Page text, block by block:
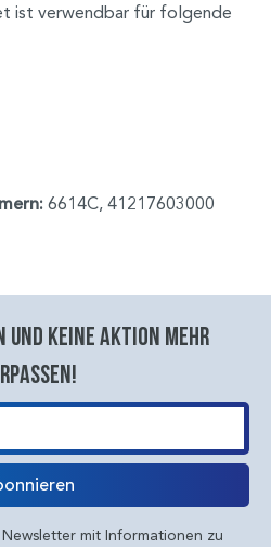
ist verwendbar für folgende
6614C, 41217603000
und keine aktion mehr
mit Informationen zu